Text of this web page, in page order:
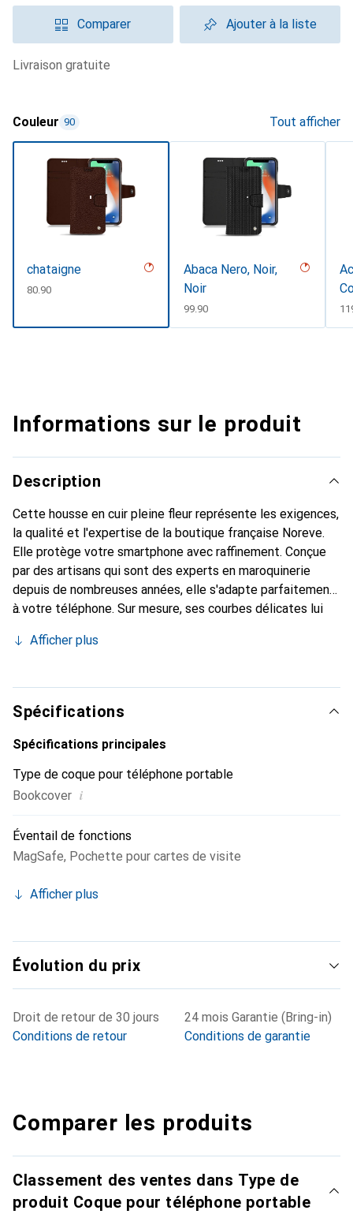
Comparer Ajouter à la liste
livraison gratuite
Couleur 90 Tout afficher
chataigne
CHF
80.90
Abaca Nero, Noir,
Noir
CHF
99.90
Informations sur le produit
Description
Cette housse en cuir pleine fleur représente les exigences,
la qualité et l'expertise de la boutique française Noreve.
Elle protège votre smartphone avec raffinement. Conçue
par des artisans qui sont des experts en maroquinerie
depuis de nombreuses années, elle s'adapte parfaitement
à votre téléphone. Sur mesure, ses courbes délicates lui
accessoire chic et essentiel pour votre smartphone.
haute qualité, la marque Noreve est un choix sûr pour une
clientèle exigeante.
Afficher plus
Spécifications
Spécifications principales
Type de coque pour téléphone portable
Bookcover i
Éventail de fonctions
MagSafe, Pochette pour cartes de visite
Afficher plus
Évolution du prix
Droit de retour de 30 jours
Conditions de retour
24 mois Garantie (Bring-in)
Conditions de garantie
Comparer les produits
Classement des ventes dans Type de
produit Coque pour téléphone portable